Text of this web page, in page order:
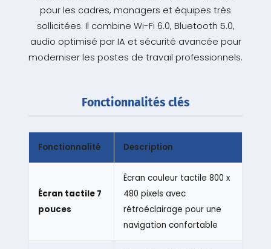
pour les cadres, managers et équipes très
sollicitées. Il combine Wi-Fi 6.0, Bluetooth 5.0,
audio optimisé par IA et sécurité avancée pour
moderniser les postes de travail professionnels.
Fonctionnalités clés
Fonctionnalité Description
Écran tactile 7
pouces
Écran couleur tactile 800 x
480 pixels avec
rétroéclairage pour une
navigation confortable